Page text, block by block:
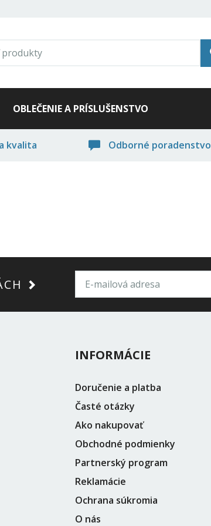
OBLEČENIE A PRÍSLUŠENSTVO
kvalita Odborné poradenstvo
INFORMÁCIE
Doručenie a platba
Časté otázky
Ako nakupovať
Obchodné podmienky
Partnerský program
Reklamácie
Ochrana súkromia
O nás